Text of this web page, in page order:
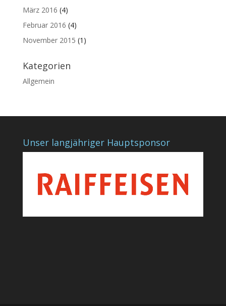
März 2016 (4)
Februar 2016 (4)
November 2015 (1)
Kategorien
Allgemein
Unser langjähriger Hauptsponsor